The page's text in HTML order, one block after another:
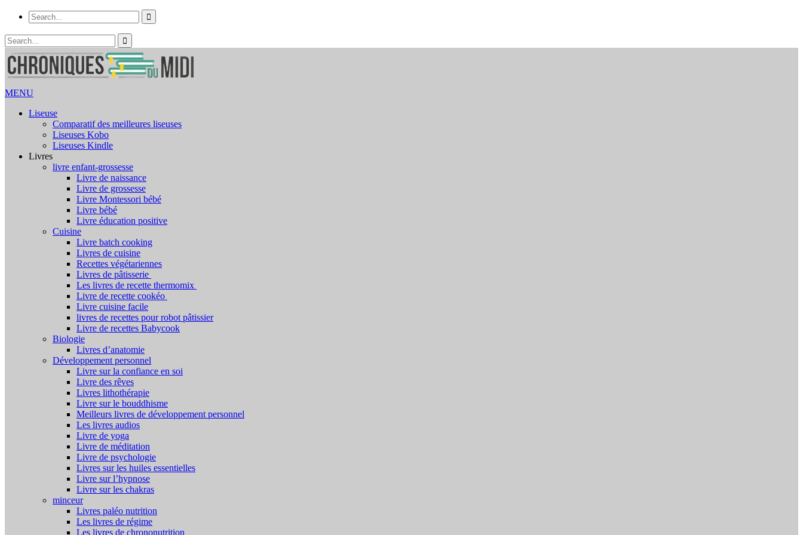
MENU
Liseuse
Comparatif des meilleures liseuses
Liseuses Kobo
Liseuses Kindle
Livres
livre enfant-grossesse
Livre de naissance
Livre de grossesse
Livre Montessori bébé
Livre bébé
Livre éducation positive
Cuisine
Livre batch cooking
Livres de cuisine
Recettes végétariennes
Livres de pâtisserie
Les livres de recette thermomix
Livre de recette cookéo
Livre cuisine facile
livres de recettes pour robot pâtissier
Livre de recettes Babycook
Biologie
Livres d’anatomie
Développement personnel
Livre sur la confiance en soi
Livre des rêves
Livres lithothérapie
Livre sur le bouddhisme
Meilleurs livres de développement personnel
Les livres audios
Livre de yoga
Livre de méditation
Livre de psychologie
Livres sur les huiles essentielles
Livre sur l’hypnose
Livre sur les chakras
minceur
Livres paléo nutrition
Les livres de régime
Les livres de chrononutrition